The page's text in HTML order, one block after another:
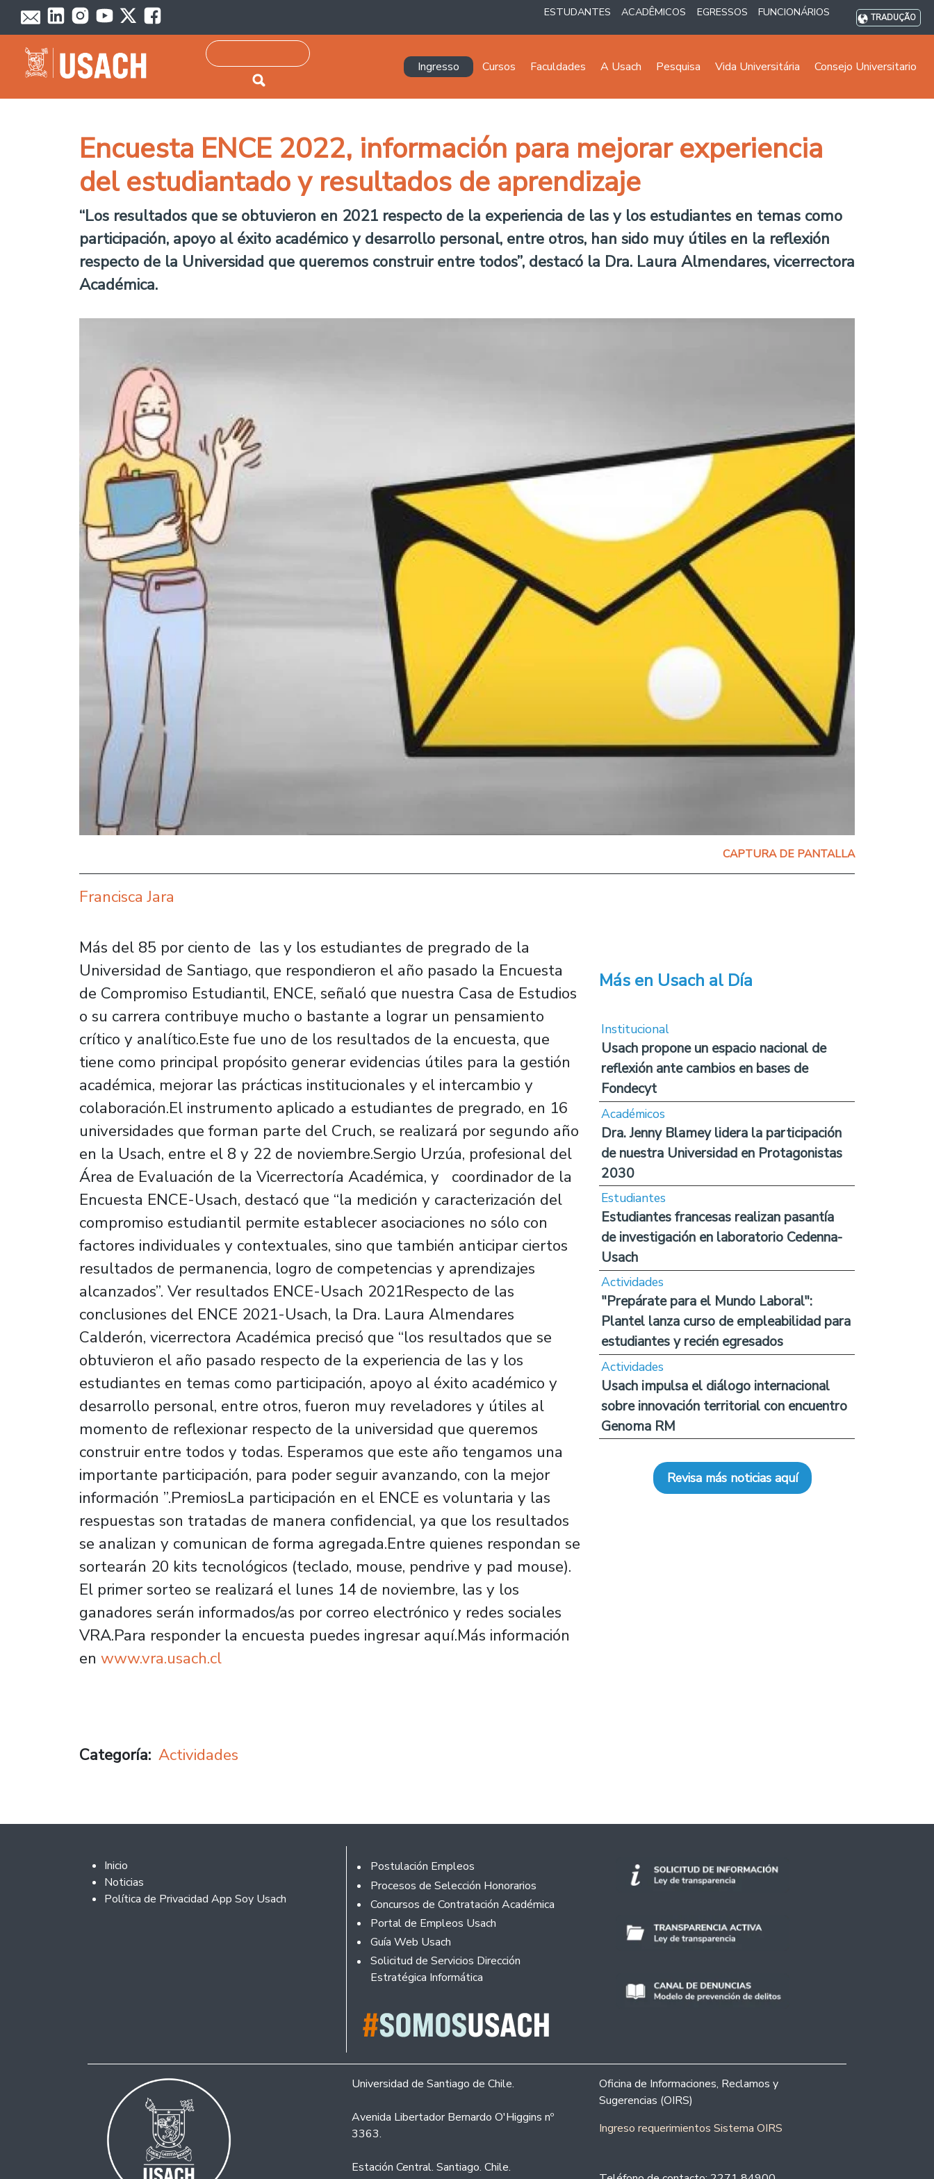
Passar para o conteúdo principal ESTUDANTES ACADÊMICOS EGRESSOS FUNCIONÁRIOS TRADUÇÃO
Pesquisar
Navegación principal
Ingresso Cursos Faculdades A Usach Pesquisa Vida Universitária Consejo Universitario
Encuesta ENCE 2022, información para mejorar experiencia
del estudiantado y resultados de aprendizaje
“Los resultados que se obtuvieron en 2021 respecto de la experiencia de las y los estudiantes en temas como
participación, apoyo al éxito académico y desarrollo personal, entre otros, han sido muy útiles en la reflexión
respecto de la Universidad que queremos construir entre todos”, destacó la Dra. Laura Almendares, vicerrectora
Académica.
CAPTURA DE PANTALLA
Francisca Jara
Más del 85 por ciento de las y los estudiantes de pregrado de la
Universidad de Santiago, que respondieron el año pasado la Encuesta
de Compromiso Estudiantil, ENCE, señaló que nuestra Casa de Estudios
o su carrera contribuye mucho o bastante a lograr un pensamiento
crítico y analítico.Este fue uno de los resultados de la encuesta, que
tiene como principal propósito generar evidencias útiles para la gestión
académica, mejorar las prácticas institucionales y el intercambio y
colaboración.El instrumento aplicado a estudiantes de pregrado, en 16
universidades que forman parte del Cruch, se realizará por segundo año
en la Usach, entre el 8 y 22 de noviembre.Sergio Urzúa, profesional del
Área de Evaluación de la Vicerrectoría Académica, y coordinador de la
Encuesta ENCE-Usach, destacó que “la medición y caracterización del
compromiso estudiantil permite establecer asociaciones no sólo con
factores individuales y contextuales, sino que también anticipar ciertos
resultados de permanencia, logro de competencias y aprendizajes
alcanzados”. Ver resultados ENCE-Usach 2021Respecto de las
conclusiones del ENCE 2021-Usach, la Dra. Laura Almendares
Calderón, vicerrectora Académica precisó que “los resultados que se
obtuvieron el año pasado respecto de la experiencia de las y los
estudiantes en temas como participación, apoyo al éxito académico y
desarrollo personal, entre otros, fueron muy reveladores y útiles al
momento de reflexionar respecto de la universidad que queremos
construir entre todos y todas. Esperamos que este año tengamos una
importante participación, para poder seguir avanzando, con la mejor
información ”.PremiosLa participación en el ENCE es voluntaria y las
respuestas son tratadas de manera confidencial, ya que los resultados
se analizan y comunican de forma agregada.Entre quienes respondan se
sortearán 20 kits tecnológicos (teclado, mouse, pendrive y pad mouse).
El primer sorteo se realizará el lunes 14 de noviembre, las y los
ganadores serán informados/as por correo electrónico y redes sociales
VRA.Para responder la encuesta puedes ingresar aquí.Más información
en www.vra.usach.cl
Categoría Actividades
Más en Usach al Día
Institucional
Usach propone un espacio nacional de
reflexión ante cambios en bases de
Fondecyt
Académicos
Dra. Jenny Blamey lidera la participación
de nuestra Universidad en Protagonistas
2030
Estudiantes
Estudiantes francesas realizan pasantía
de investigación en laboratorio Cedenna-
Usach
Actividades
"Prepárate para el Mundo Laboral":
Plantel lanza curso de empleabilidad para
estudiantes y recién egresados
Actividades
Usach impulsa el diálogo internacional
sobre innovación territorial con encuentro
Genoma RM
Revisa más noticias aquí
Footer 2
Inicio
Noticias
Política de Privacidad App Soy Usach
Rodapé
Postulación Empleos
Procesos de Selección Honorarios
Concursos de Contratación Académica
Portal de Empleos Usach
Guía Web Usach
Solicitud de Servicios Dirección
Estratégica Informática
Universidad de Santiago de Chile.
Avenida Libertador Bernardo O'Higgins nº
3363.
Estación Central. Santiago. Chile.
Oficina de Informaciones, Reclamos y
Sugerencias (OIRS)
Ingreso requerimientos Sistema OIRS